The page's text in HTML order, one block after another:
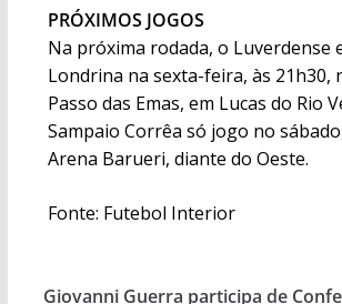
PRÓXIMOS JOGOS
Na próxima rodada, o Luverdense
Londrina na sexta-feira, às 21h30,
Passo das Emas, em Lucas do Rio
Sampaio Corrêa só jogo no
Arena Barueri, diante do Oeste.
Fonte: Futebol Interior
Giovanni Guerra participa de